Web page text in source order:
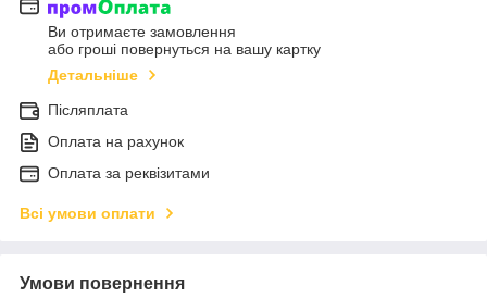
Ви отримаєте замовлення
або гроші повернуться на вашу картку
Детальніше
Післяплата
Оплата на рахунок
Оплата за реквізитами
Всі умови оплати
Умови повернення